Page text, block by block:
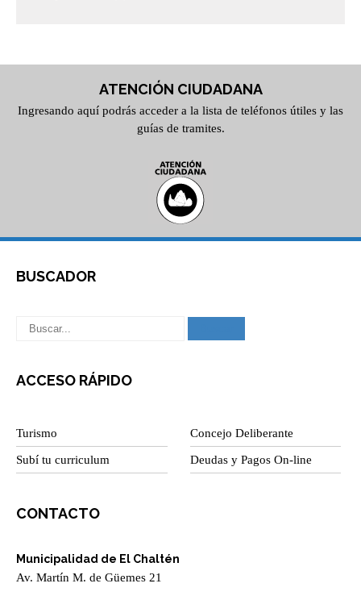
ATENCIÓN CIUDADANA
Ingresando aquí podrás acceder a la lista de teléfonos útiles y las
guías de tramites.
BUSCADOR
ACCESO RÁPIDO
Turismo Concejo Deliberante
Subí tu curriculum Deudas y Pagos On-line
CONTACTO
Municipalidad de El Chaltén
Av. Martín M. de Güemes 21